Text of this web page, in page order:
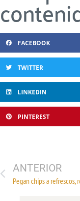
FACEBOOK
TWITTER
LINKEDIN
PINTEREST
ANTERIOR